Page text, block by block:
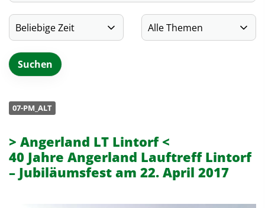
07-PM_ALT
> Angerland LT Lintorf <
40 Jahre Angerland Lauftreff Lintorf
– Jubiläumsfest am 22. April 2017